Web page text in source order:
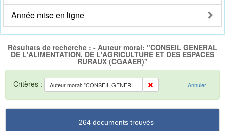
Année mise en ligne
Résultats de recherche : - Auteur moral: "CONSEIL GENERAL
DE L'ALIMENTATION, DE L'AGRICULTURE ET DES ESPACES
RURAUX (CGAAER)"
Critères : Auteur moral: "CONSEIL GENERAL DE L'ALIMENTATION, DE L'AGRICULTURE ET DES ESPACES RURAUX (CGAAER)" Annuler
264 documents trouvés